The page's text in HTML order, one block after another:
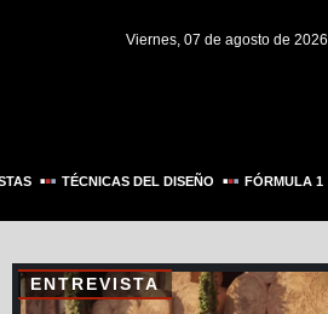
Viernes, 07 de agosto de 2026
TÉCNICAS DEL DISEÑO FÓRMULA 1
ENTREVISTA